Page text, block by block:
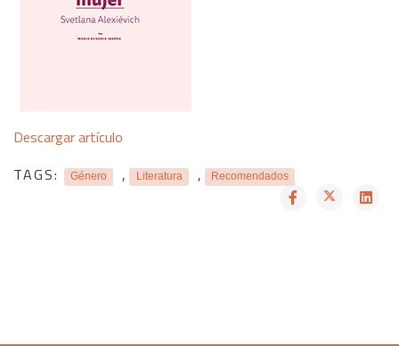
Descargar artículo
TAGS:
Género , Literatura , Recomendados